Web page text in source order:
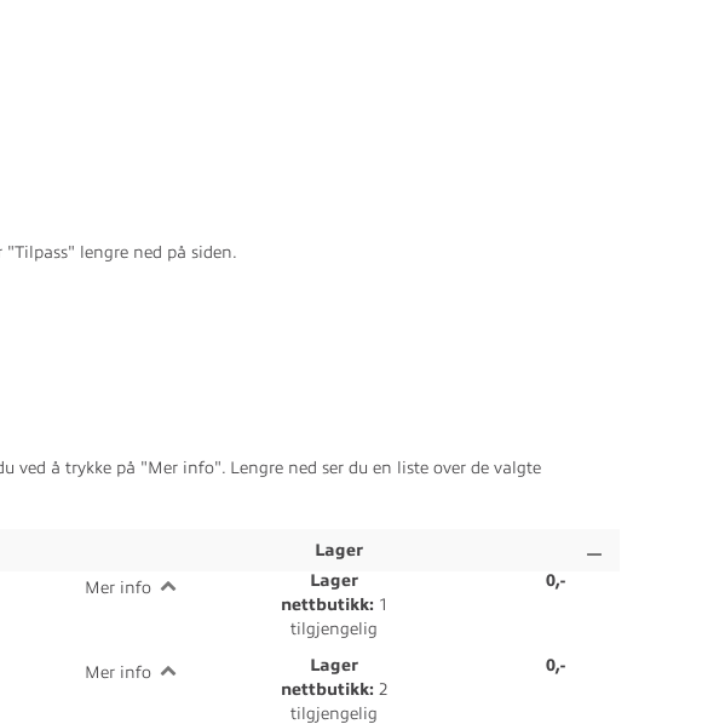
lengre ned på siden.
å trykke på "Mer info". Lengre ned ser du en liste over de valgte
Lager
Mer info
Lager
nettbutikk: 1
tilgjengelig
0,-
Mer info
Lager
nettbutikk: 2
tilgjengelig
0,-